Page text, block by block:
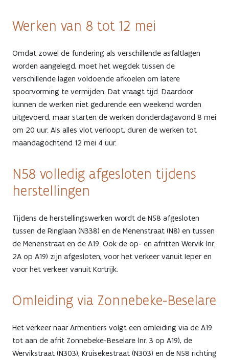
en
A19
volledig
afgesloten
Werken van 8 tot 12 mei
Omdat zowel de fundering als verschillende asfaltlagen
worden aangelegd, moet het wegdek tussen de
verschillende lagen voldoende afkoelen om latere
spoorvorming te vermijden. Dat vraagt tijd. Daardoor
kunnen de werken niet gedurende een weekend worden
uitgevoerd, maar starten de werken donderdagavond 8 mei
om 20 uur. Als alles vlot verloopt, duren de werken tot
maandagochtend 12 mei 4 uur.
N58 volledig afgesloten tijdens
herstellingen
Tijdens de herstellingswerken wordt de N58 afgesloten
tussen de Ringlaan (N338) en de Menenstraat (N8) en tussen
de Menenstraat en de A19. Ook de op- en afritten Wervik (nr.
2A op A19) zijn afgesloten, voor het verkeer vanuit Ieper en
voor het verkeer vanuit Kortrijk.
Omleiding via Zonnebeke-Beselare
Het verkeer naar Armentiers volgt een omleiding via de A19
tot aan de afrit Zonnebeke-Beselare (nr. 3 op A19), de
Wervikstraat (N303), Kruisekestraat (N303) en de N58 richting